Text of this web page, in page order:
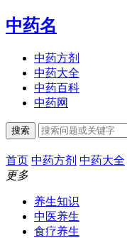
中药名
中药方剂
中药大全
中药百科
中药网
搜索
首页 中药方剂 中药大全
更多
养生知识
中医养生
食疗养生